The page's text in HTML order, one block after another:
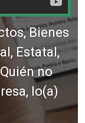
Bienes
Estatal,
no
lo(a)